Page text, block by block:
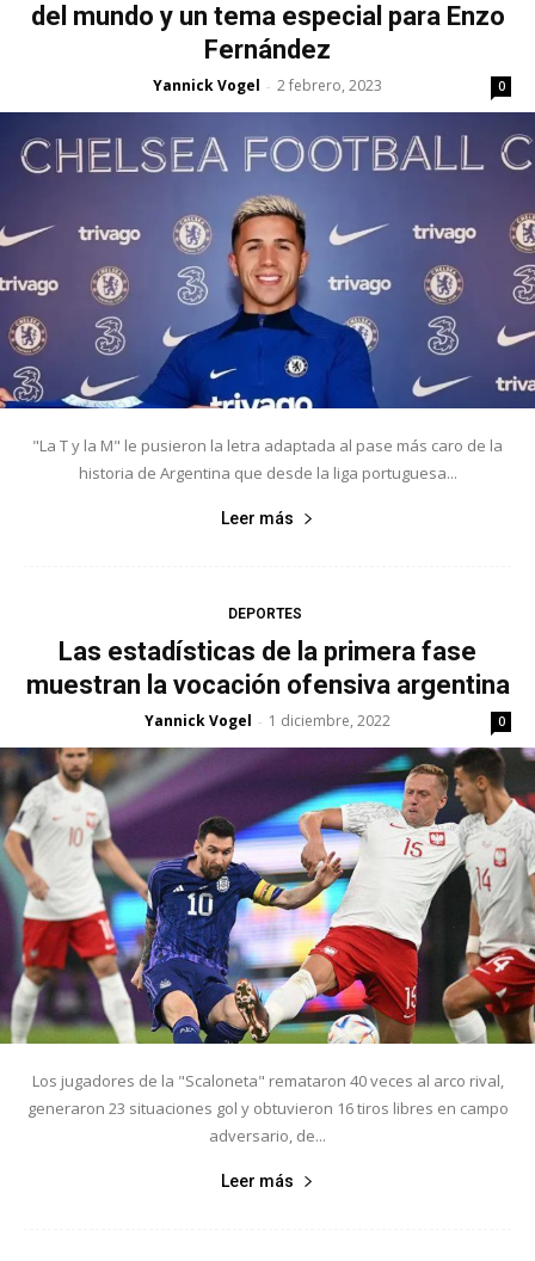
del mundo y un tema especial para Enzo
Fernández
Yannick Vogel - 2 febrero, 2023 0
"La T y la M" le pusieron la letra adaptada al pase más caro de la
historia de Argentina que desde la liga portuguesa...
Leer más
DEPORTES
Las estadísticas de la primera fase
muestran la vocación ofensiva argentina
Yannick Vogel - 1 diciembre, 2022 0
Los jugadores de la "Scaloneta" remataron 40 veces al arco rival,
generaron 23 situaciones gol y obtuvieron 16 tiros libres en campo
adversario, de...
Leer más